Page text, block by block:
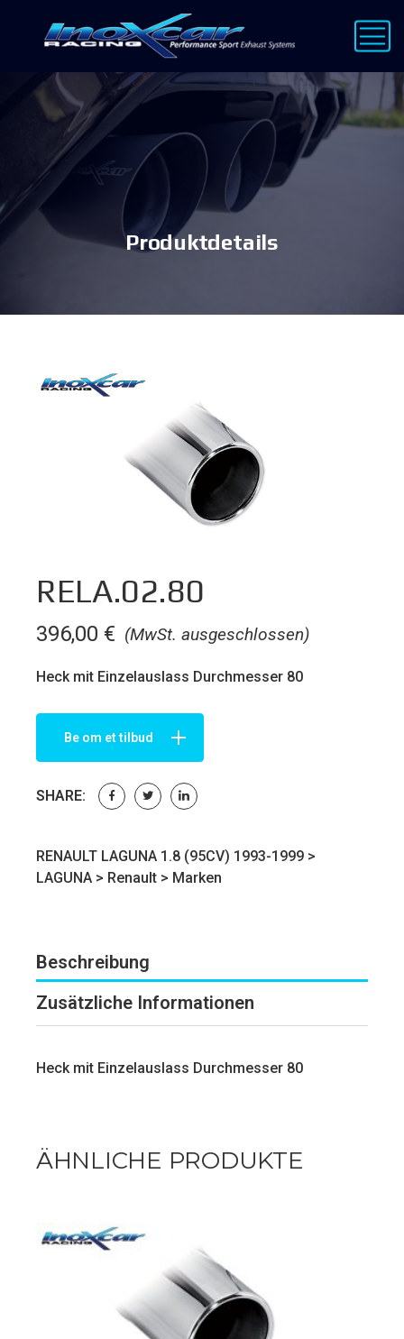
Produktdetails
RELA.02.80
(MwSt. ausgeschlossen)
396,00 €
Heck mit Einzelauslass Durchmesser 80
Be om et tilbud
SHARE:
RENAULT LAGUNA 1.8 (95CV) 1993-1999 >
LAGUNA > Renault > Marken
Beschreibung
Zusätzliche Informationen
Heck mit Einzelauslass Durchmesser 80
ÄHNLICHE PRODUKTE